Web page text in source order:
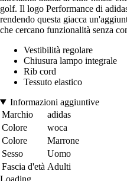
golf. Il logo Performance di
rendendo questa giacca
che cercano funzionalità senza
Vestibilità regolare
Chiusura lampo integrale
Rib cord
Tessuto elastico
Informazioni aggiuntive
Marchio
adidas
Colore
woca
Colore
Marrone
Sesso
Uomo
Fascia d'età Adulti
Loading...